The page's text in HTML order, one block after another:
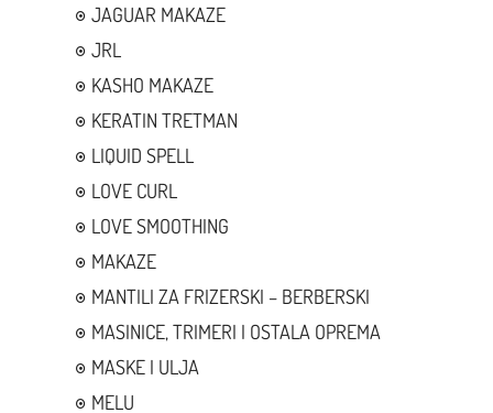
JAGUAR MAKAZE
JRL
KASHO MAKAZE
KERATIN TRETMAN
LIQUID SPELL
LOVE CURL
LOVE SMOOTHING
MAKAZE
MANTILI ZA FRIZERSKI – BERBERSKI
MASINICE, TRIMERI I OSTALA OPREMA
MASKE I ULJA
MELU